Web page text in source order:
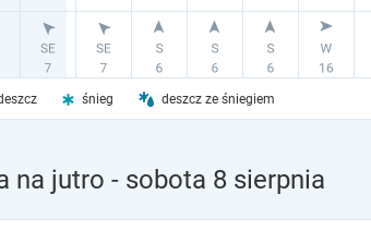
śnieg deszcz ze śniegiem
na jutro - sobota 8 sierpnia